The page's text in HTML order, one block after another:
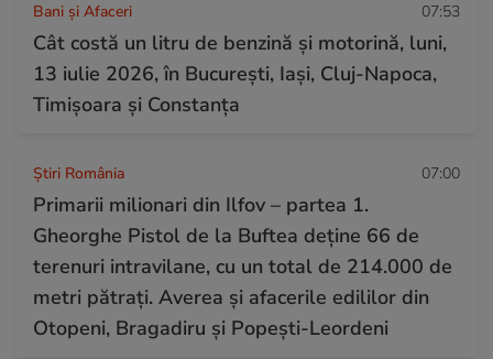
Bani și Afaceri 07:53
Cât costă un litru de benzină și motorină, luni,
13 iulie 2026, în București, Iași, Cluj-Napoca,
Timișoara și Constanța
Știri România 07:00
Primarii milionari din Ilfov – partea 1.
Gheorghe Pistol de la Buftea deține 66 de
terenuri intravilane, cu un total de 214.000 de
metri pătrați. Averea și afacerile edililor din
Otopeni, Bragadiru și Popești-Leordeni